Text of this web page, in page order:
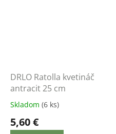
DRLO Ratolla kvetináč
antracit 25 cm
Skladom (6 ks)
5,60 €